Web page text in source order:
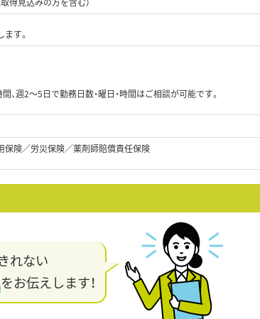
す。
週2～5日で勤務日数・曜日・時間はご相談が可能です。
保険／労災保険／薬剤師賠償責任保険
れない
をお伝えします！